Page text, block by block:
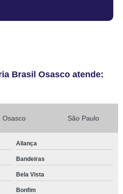
Brasil Osasco atende:
Osasco São Paulo
Aliança
Bandeiras
Bela Vista
Bonfim